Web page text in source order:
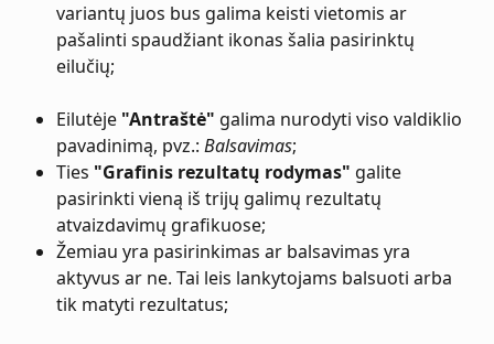
variantų juos bus galima keisti vietomis ar
pašalinti spaudžiant ikonas šalia pasirinktų
eilučių;
Eilutėje "Antraštė" galima nurodyti viso valdiklio
pavadinimą, pvz.: Balsavimas;
Ties "Grafinis rezultatų rodymas" galite
pasirinkti vieną iš trijų galimų rezultatų
atvaizdavimų grafikuose;
Žemiau yra pasirinkimas ar balsavimas yra
aktyvus ar ne. Tai leis lankytojams balsuoti arba
tik matyti rezultatus;